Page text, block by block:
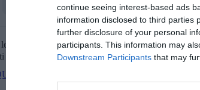
continue seeing interest-based ads
information disclosed to third parties
further disclosure of your personal
participants. This information may
Downstream Participants that may
le notizie principali della Toscana iscriviti alla
i giorni alle 20:00 direttamente nella tua casella di